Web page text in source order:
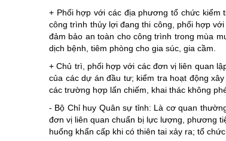
+ Phối hợp với các địa phương tổ chức
công trình thủy lợi đang thi công, phối hợp
đảm bảo an toàn cho công trình trong mùa
dịch bệnh, tiêm phòng cho gia súc, gia cầm.
+ Chủ trì, phối hợp với các đơn vị liên quan
của các dự án đầu tư; kiểm tra hoạt động
các trường hợp lấn chiếm, khai thác không
- Bộ Chỉ huy Quân sự tỉnh: Là cơ quan
đơn vị liên quan chuẩn bị lực lượng, phương
huống khẩn cấp khi có thiên tai xảy ra; tổ